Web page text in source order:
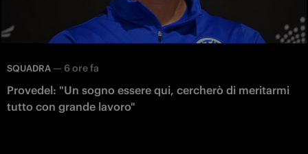
SQUADRA — 6 ore fa
Provedel: "Un sogno essere qui, cercherò di meritarmi
tutto con grande lavoro"